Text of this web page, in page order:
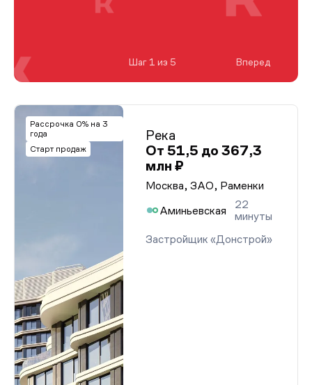
Рассрочка 0% на 3
года
Старт продаж
Река
От 51,5 до 367,3
млн ₽
Москва, ЗАО, Раменки
Аминьевская
22
минуты
Застройщик «Донстрой»
Шаг 1 из 5 Вперед